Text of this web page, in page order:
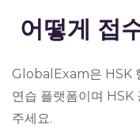
어떻게 접
GlobalExam은 HSK
연습 플랫폼이며 HSK
주세요.